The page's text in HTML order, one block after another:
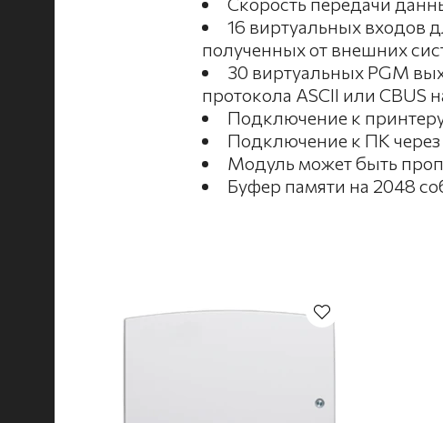
16 виртуальных входов
полученных от внешних
30 виртуальных PGM
протокола ASCII или CBUS
Подключение к
Подключение к ПК через
Модуль может быть
Буфер памяти на 2048